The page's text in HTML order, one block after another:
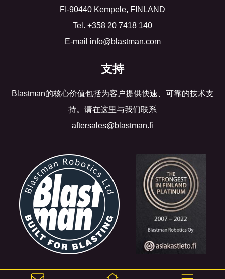
FI-90440 Kempele, FINLAND
Tel. +358 20 7418 140
E-mail info@blastman.com
支持
Blastman的核心价值包括为客户提供快速、可靠的技术支
持。请在这里与我们联系
aftersales@blastman.fi
©2017 Blastman Robotics Ltd. All rights reserved.